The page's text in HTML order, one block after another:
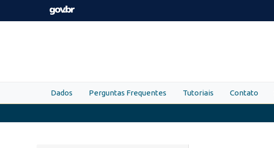
Skip to main content
Dados Perguntas Frequentes Tutoriais Contato